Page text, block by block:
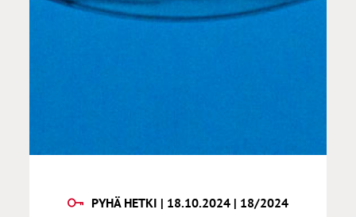
PYHÄ HETKI | 18.10.2024 | 18/2024